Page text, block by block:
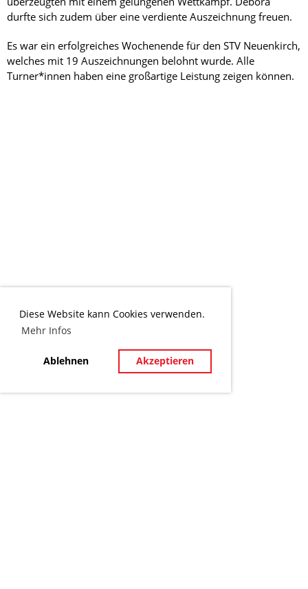
Diese Website kann Cookies verwenden.
Mehr Infos
Ablehnen Akzeptieren
durfte sich zudem über eine verdiente Auszeichnung freuen.
Es war ein erfolgreiches Wochenende für den STV Neuenkirch,
welches mit 19 Auszeichnungen belohnt wurde. Alle
Turner*innen haben eine großartige Leistung zeigen können.